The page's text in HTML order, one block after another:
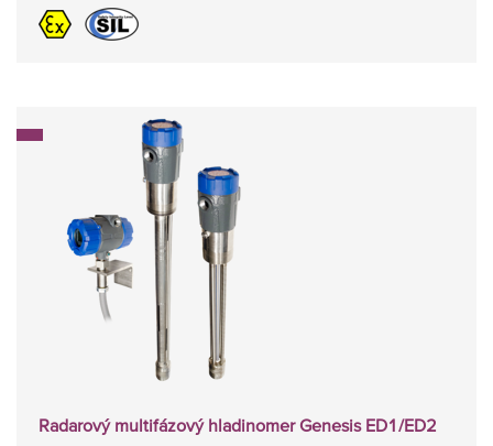
Radarový multifázový hladinomer Genesis ED1/ED2